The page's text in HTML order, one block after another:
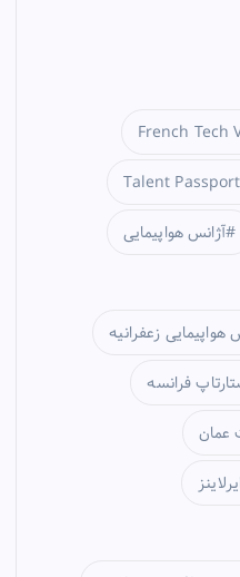
French Tech
Talent Passport
آژانس هواپیمایی
هواپیمایی زعفرانیه
فرانسه
عمان